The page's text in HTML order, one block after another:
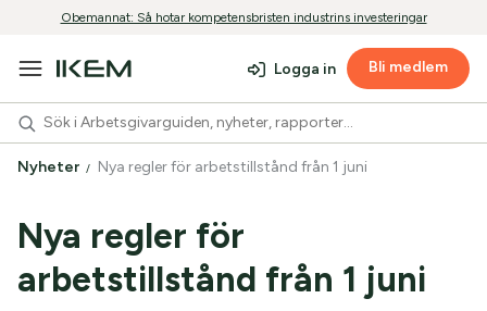
Obemannat: Så hotar kompetensbristen industrins investeringar
Logga in Bli medlem
Nyheter Nya regler för arbetstillstånd från 1 juni
Nya regler för
arbetstillstånd från 1 juni